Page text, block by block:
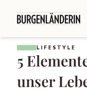
LIFESTYLE
5
unser